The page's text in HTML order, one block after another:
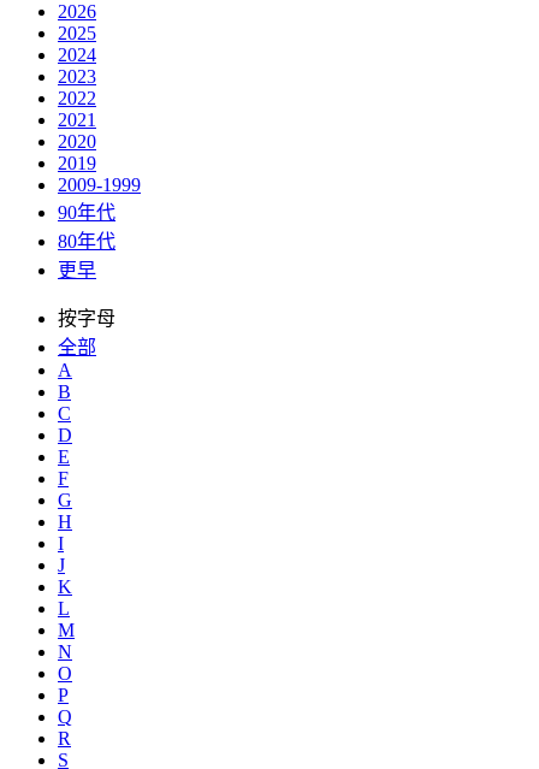
2026
2025
2024
2023
2022
2021
2020
2019
2009-1999
90年代
80年代
更早
按字母
全部
A
B
C
D
E
F
G
H
I
J
K
L
M
N
O
P
Q
R
S